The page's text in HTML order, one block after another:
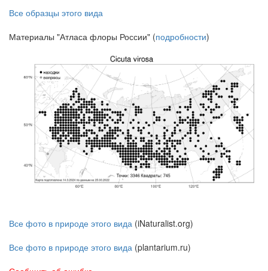
Все образцы этого вида
Материалы "Атласа флоры России" (подробности)
Все фото в природе этого вида (iNaturalist.org)
Все фото в природе этого вида (plantarium.ru)